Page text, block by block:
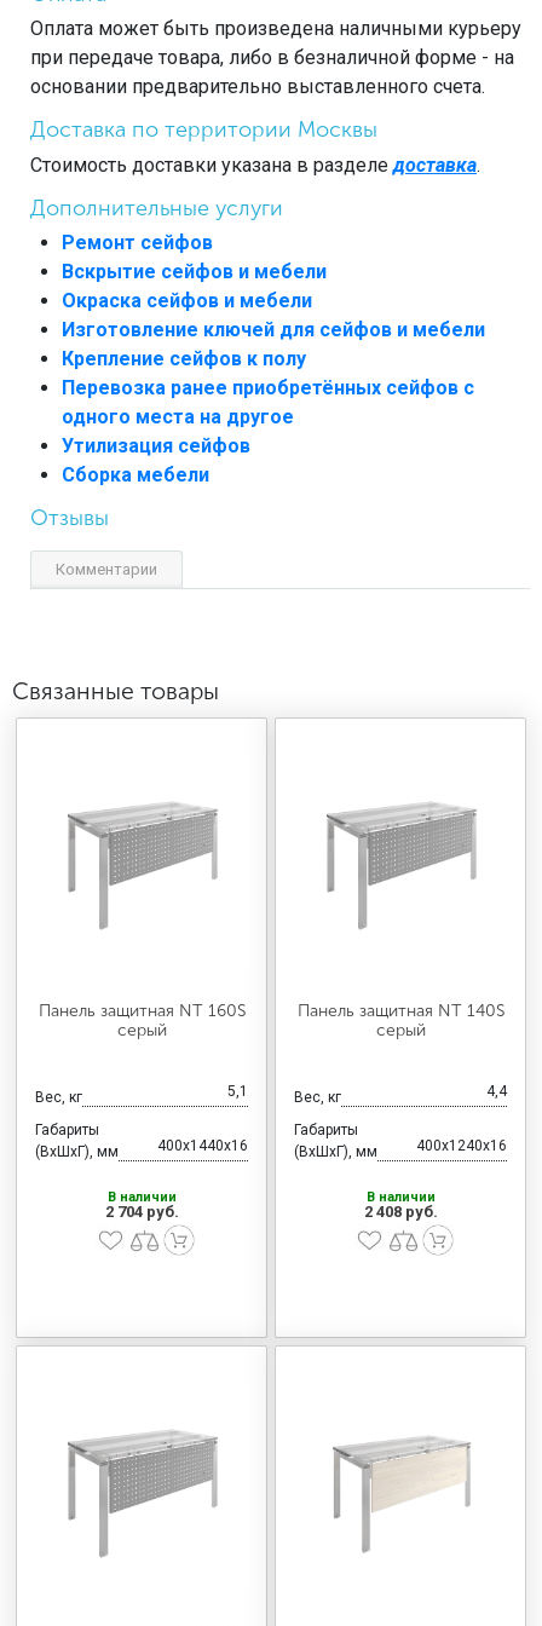
Оплата может быть произведена наличными курьеру
при передаче товара, либо в безналичной форме - на
основании предварительно выставленного счета.
Доставка по территории Москвы
Стоимость доставки указана в разделедоставка.
Дополнительные услуги
Ремонт сейфов
Вскрытие сейфов и мебели
Окраска сейфов и мебели
Изготовление ключей для сейфов и мебели
Крепление сейфов к полу
Перевозка ранее приобретённых сейфов с
одного места на другое
Утилизация сейфов
Сборка мебели
Отзывы
Комментарии
Связанные товары
Панель защитная NT 160S
серый
Вес, кг 5,1
Габариты
(ВхШхГ), мм
400x1440x16
В наличии
2 704 руб.
Панель защитная NT 140S
серый
Вес, кг 4,4
Габариты
(ВхШхГ), мм
400x1240x16
В наличии
2 408 руб.